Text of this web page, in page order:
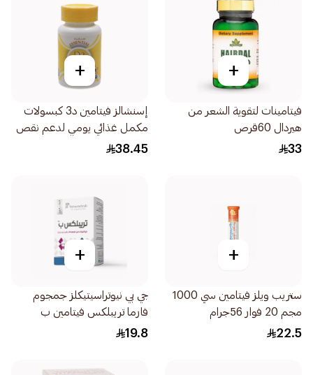
+
فيتامينات لتقوية الشعر من
هيردال 60قرص
33
+
إسنشالز فيتامين د3 كبسولات
مكمل غذائي يومي لدعم نقص
العظام 60كبسولة
38.45
+
ستريب ويلز فيتامين سي 1000
مجم 20 فوار 56جرام
22.5
+
جي بي نيوتراسيتيكلز جمجوم
فارما تريبلكس فيتامين ب
30قرص
19.8